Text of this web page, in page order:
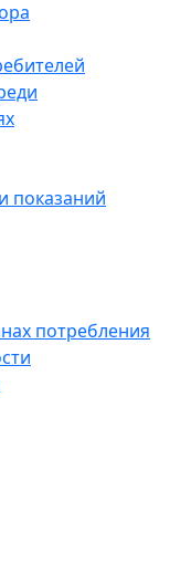
показаний
потребления